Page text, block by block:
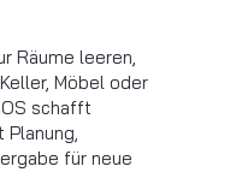
Räume leeren,
Möbel oder
schafft
für neue